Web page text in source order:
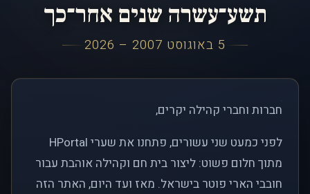
תשע־עשרה שנים אחר־כך
5 באוגוסט 2007 – 2026
חברות וחברי קהילה יקרים,
לפני כמעט שני עשורים, פתחנו את שערי HPortal
מתוך חלום פשוט: ליצור בית חם וקהילה אוהבת עבור
חובבי הארי פוטר בישראל. מאז ועד היום, האתר הזה